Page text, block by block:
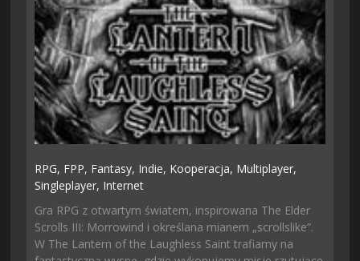
RPG, FPP, Fantasy, Indie, Kooperacja, Multiplayer,
Singleplayer, Internet
Gra RPG z otwartym światem, inspirowana The Elder
Scrolls III: Morrowind i określana mianem „scrollslike”.
W The Lantern of the Laughless Saint trafiamy na